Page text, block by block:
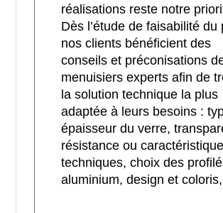
réalisations reste notre
Dès l’étude de faisabilité du
nos clients bénéficient des
conseils et préconisations
menuisiers experts afin de
la solution technique la plus
adaptée à leurs besoins :
épaisseur du verre,
résistance ou
techniques, choix des
aluminium, design et